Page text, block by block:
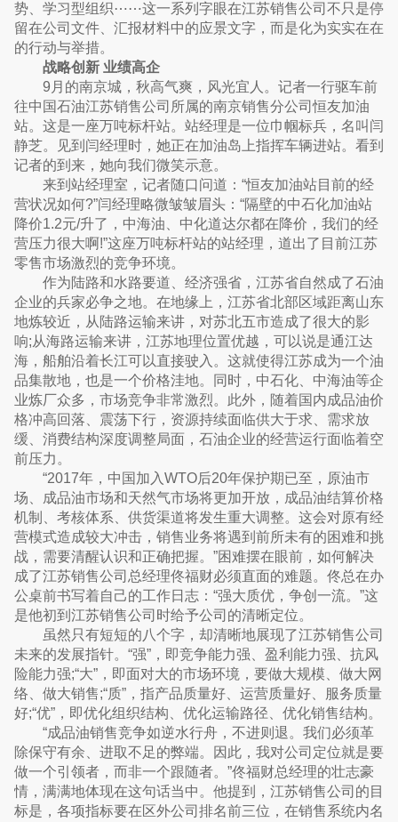
势、学习型组织⋯⋯这一系列字眼在江苏销售公司不只是停
留在公司文件、汇报材料中的应景文字，而是化为实实在在
的行动与举措。
战略创新 业绩高企
9月的南京城，秋高气爽，风光宜人。记者一行驱车前
往中国石油江苏销售公司所属的南京销售分公司恒友加油
站。这是一座万吨标杆站。站经理是一位巾帼标兵，名叫闫
静芝。见到闫经理时，她正在加油岛上指挥车辆进站。看到
记者的到来，她向我们微笑示意。
来到站经理室，记者随口问道：“恒友加油站目前的经
营状况如何?”闫经理略微皱皱眉头：“隔壁的中石化加油站
降价1.2元/升了，中海油、中化道达尔都在降价，我们的经
营压力很大啊!”这座万吨标杆站的站经理，道出了目前江苏
零售市场激烈的竞争环境。
作为陆路和水路要道、经济强省，江苏省自然成了石油
企业的兵家必争之地。在地缘上，江苏省北部区域距离山东
地炼较近，从陆路运输来讲，对苏北五市造成了很大的影
响;从海路运输来讲，江苏地理位置优越，可以说是通江达
海，船舶沿着长江可以直接驶入。这就使得江苏成为一个油
品集散地，也是一个价格洼地。同时，中石化、中海油等企
业炼厂众多，市场竞争非常激烈。此外，随着国内成品油价
格冲高回落、震荡下行，资源持续面临供大于求、需求放
缓、消费结构深度调整局面，石油企业的经营运行面临着空
前压力。
“2017年，中国加入WTO后20年保护期已至，原油市
场、成品油市场和天然气市场将更加开放，成品油结算价格
机制、考核体系、供货渠道将发生重大调整。这会对原有经
营模式造成较大冲击，销售业务将遇到前所未有的困难和挑
战，需要清醒认识和正确把握。”困难摆在眼前，如何解决
成了江苏销售公司总经理佟福财必须直面的难题。佟总在办
公桌前书写着自己的工作日志：“强大质优，争创一流。”这
是他初到江苏销售公司时给予公司的清晰定位。
虽然只有短短的八个字，却清晰地展现了江苏销售公司
未来的发展指针。“强”，即竞争能力强、盈利能力强、抗风
险能力强;“大”，即面对大的市场环境，要做大规模、做大网
络、做大销售;“质”，指产品质量好、运营质量好、服务质量
好;“优”，即优化组织结构、优化运输路径、优化销售结构。
“成品油销售竞争如逆水行舟，不进则退。我们必须革
除保守有余、进取不足的弊端。因此，我对公司定位就是要
做一个引领者，而非一个跟随者。”佟福财总经理的壮志豪
情，满满地体现在这句话当中。他提到，江苏销售公司的目
标是，各项指标要在区外公司排名前三位，在销售系统内名